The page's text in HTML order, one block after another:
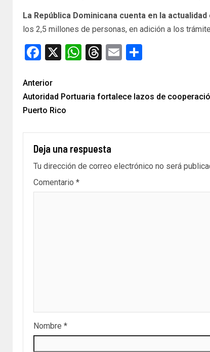
La República Dominicana cuenta en la
los 2,5 millones de personas, en adición a los
Facebook
X WhatsApp
Threads
Email
Anterior
Autoridad Portuaria fortalece lazos de
Puerto Rico
Deja una respuesta
Tu dirección de correo electrónico no será
Comentario *
Nombre *